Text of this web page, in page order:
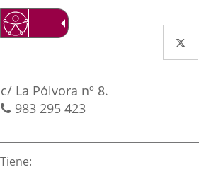
a
Postal
address
c/ La Pólvora nº 8.
Phones
983 295 423
Descripción
Tiene: